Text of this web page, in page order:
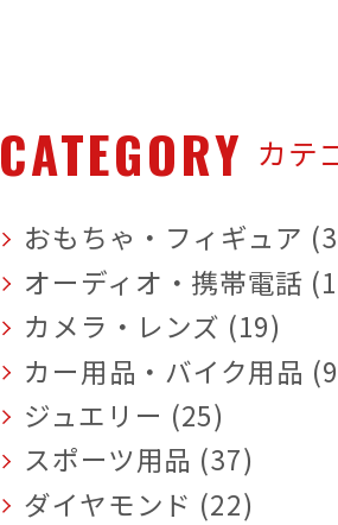
CATEGORY カテ
おもちゃ・フィギュア
オーディオ・携帯電話
カメラ・レンズ (19)
カー用品・バイク用品
ジュエリー (25)
スポーツ用品 (37)
ダイヤモンド (22)